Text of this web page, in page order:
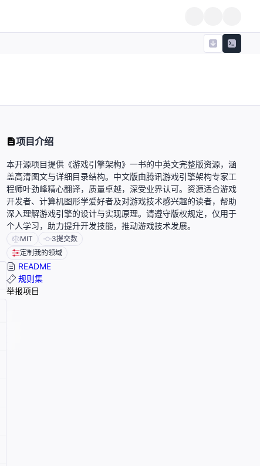
项目介绍
本开源项目提供《游戏引擎架构》一书的中英文完整版资源，涵
盖高清图文与详细目录结构。中文版由腾讯游戏引擎架构专家工
程师叶劲峰精心翻译，质量卓越，深受业界认可。资源适合游戏
开发者、计算机图形学爱好者及对游戏技术感兴趣的读者，帮助
深入理解游戏引擎的设计与实现原理。请遵守版权规定，仅用于
个人学习，助力提升开发技能，推动游戏技术发展。
MIT 3提交数
定制我的领域
README
规则集
举报项目